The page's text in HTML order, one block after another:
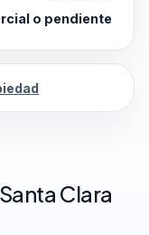
o pendiente
Clara